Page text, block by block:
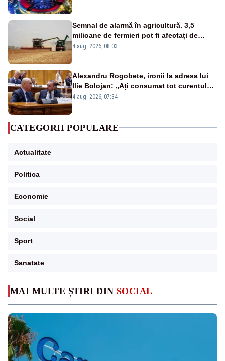
MAI MULTE ȘTIRI DIN SOCIAL
Semnal de alarmă în agricultură. 3,5
milioane de fermieri pot fi afectați de
strategia pentru conservarea
4 aug. 2026, 08:03
Alexandru Rogobete, ironii la adresa lui
Ilie Bolojan: „Ați consumat tot curentul
urmărind șobolani imaginari”
4 aug. 2026, 07:34
CATEGORII POPULARE
Actualitate
Politica
Economie
Social
Sport
Sanatate